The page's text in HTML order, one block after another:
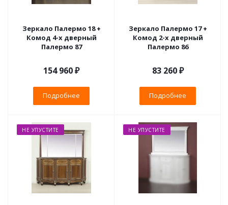
Зеркало Палермо 18 +
Комод 4-х дверный
Палермо 87
154 960 ₽
Подробнее
Зеркало Палермо 17 +
Комод 2-х дверный
Палермо 86
83 260 ₽
Подробнее
НЕ УПУСТИТЕ НЕ УПУСТИТЕ